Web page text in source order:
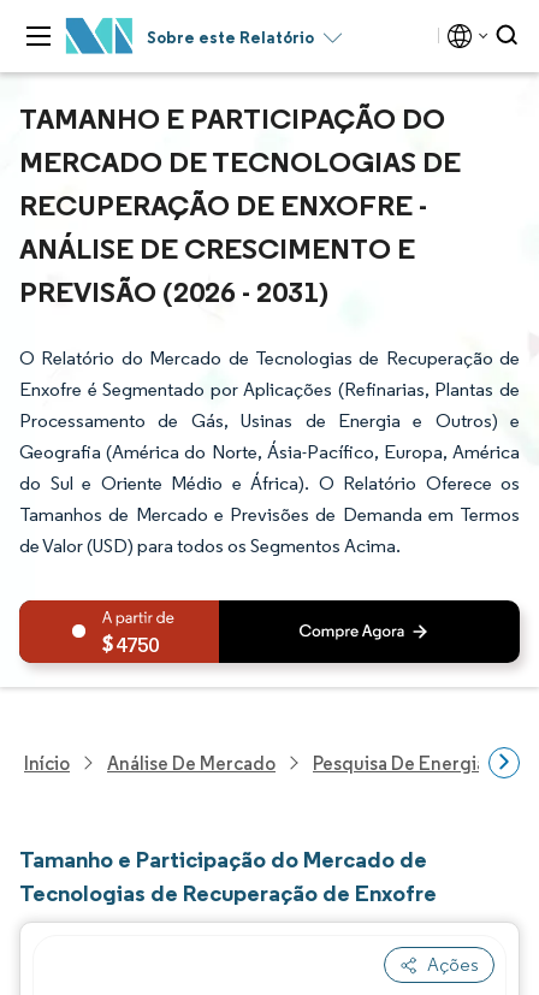
Sobre este Relatório
TAMANHO E PARTICIPAÇÃO DO
MERCADO DE TECNOLOGIAS DE
RECUPERAÇÃO DE ENXOFRE -
ANÁLISE DE CRESCIMENTO E
PREVISÃO (2026 - 2031)
O Relatório do Mercado de Tecnologias de Recuperação de
Enxofre é Segmentado por Aplicações (Refinarias, Plantas de
Processamento de Gás, Usinas de Energia e Outros) e
Geografia (América do Norte, Ásia-Pacífico, Europa, América
do Sul e Oriente Médio e África). O Relatório Oferece os
Tamanhos de Mercado e Previsões de Demanda em Termos
de Valor (USD) para todos os Segmentos Acima.
4750
Início Análise De Mercado Pesquisa De Energia E
Tamanho e Participação do Mercado de
Tecnologias de Recuperação de Enxofre
Ações